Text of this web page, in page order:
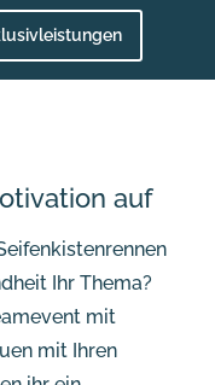
auf
Ihr Thema?
mit
mit Ihren